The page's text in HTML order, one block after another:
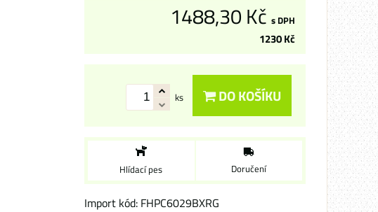
1488,30 Kč s DPH
1230 Kč
ks DO KOŠÍKU
Hlídací pes Doručení
Import kód: FHPC6029BXRG